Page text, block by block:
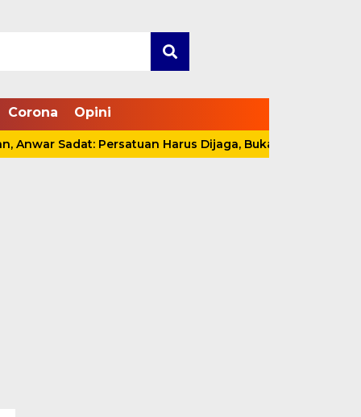
Corona Opini
Persatuan Harus Dijaga, Bukan Sekadar Slogan